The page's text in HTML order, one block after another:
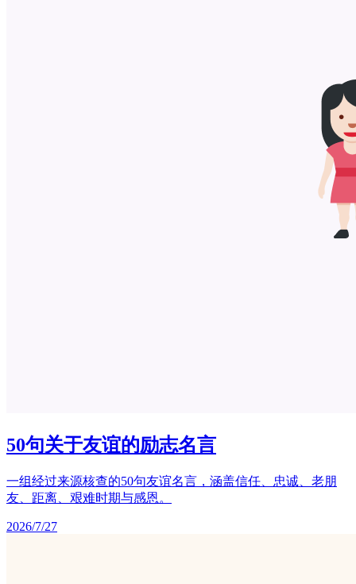
50句关于友谊的励志名言
一组经过来源核查的50句友谊名言，涵盖信任、忠诚、老朋
友、距离、艰难时期与感恩。
2026/7/27